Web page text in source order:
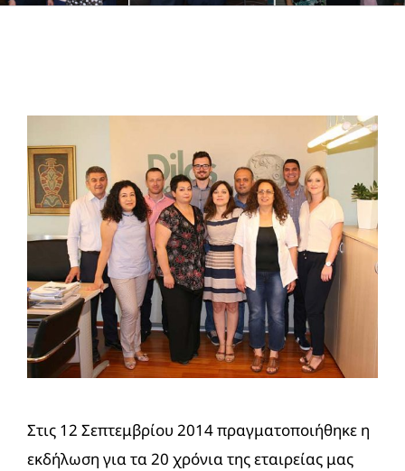
Στις 12 Σεπτεμβρίου 2014 πραγματοποιήθηκε η
εκδήλωση για τα 20 χρόνια της εταιρείας μας